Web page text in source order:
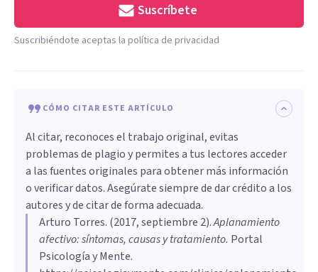
Suscríbete
Suscribiéndote aceptas la política de privacidad
CÓMO CITAR ESTE ARTÍCULO
Al citar, reconoces el trabajo original, evitas
problemas de plagio y permites a tus lectores acceder
a las fuentes originales para obtener más información
o verificar datos. Asegúrate siempre de dar crédito a los
autores y de citar de forma adecuada.
Arturo Torres. (2017, septiembre 2).Aplanamiento
afectivo: síntomas, causas y tratamiento. Portal
Psicología y Mente.